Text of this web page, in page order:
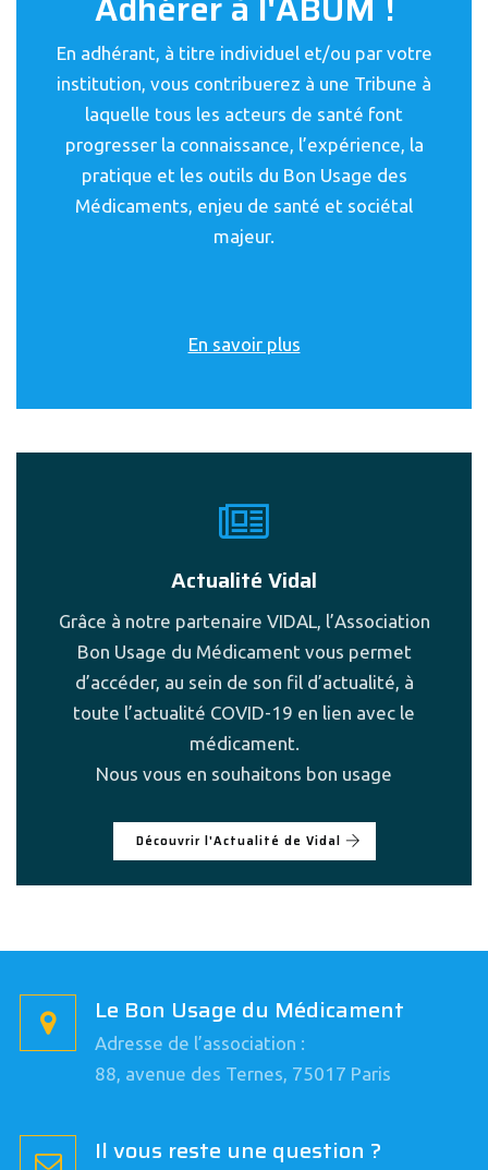
En adhérant, à titre individuel et/ou par votre
institution, vous contribuerez à une Tribune à
laquelle tous les acteurs de santé font
progresser la connaissance, l’expérience, la
pratique et les outils du Bon Usage des
Médicaments, enjeu de santé et sociétal
majeur.
En savoir plus
Actualité Vidal
Grâce à notre partenaire VIDAL, l’Association
Bon Usage du Médicament vous permet
d’accéder, au sein de son fil d’actualité, à
toute l’actualité COVID-19 en lien avec le
médicament.
Nous vous en souhaitons bon usage
Découvrir l'Actualité de Vidal
Le Bon Usage du Médicament
Adresse de l’association :
88, avenue des Ternes, 75017 Paris
Il vous reste une question ?